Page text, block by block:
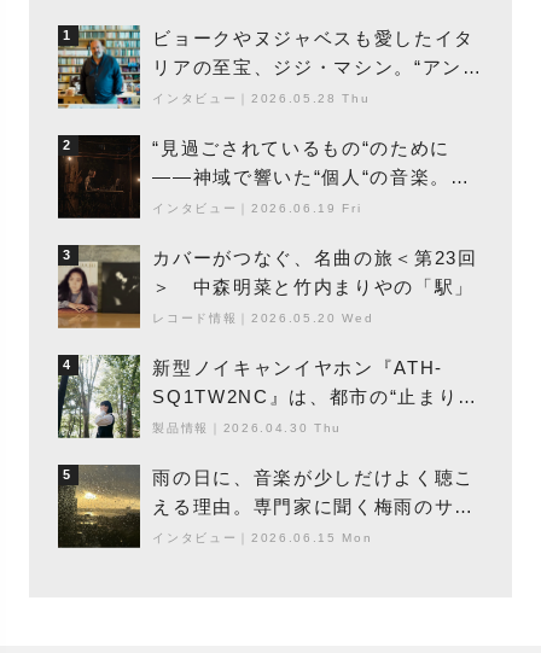
1
ビョークやヌジャベスも愛したイタ
リアの至宝、ジジ・マシン。“アンビ
エントの巨匠”が明かす創作の原点
インタビュー 2026.05.28 Thu
2
“見過ごされているもの“のために
――神域で響いた“個人“の音楽。冥
丁の『赤城 夜神楽』をレポート
インタビュー 2026.06.19 Fri
3
カバーがつなぐ、名曲の旅＜第23回
＞ 中森明菜と竹内まりやの「駅」
レコード情報 2026.05.20 Wed
4
新型ノイキャンイヤホン『ATH-
SQ1TW2NC』は、都市の“止まり
木”になり得るーシンガーソングライ
製品情報 2026.04.30 Thu
5
雨の日に、音楽が少しだけよく聴こ
える理由。専門家に聞く梅雨のサウ
ンドスケープ
インタビュー 2026.06.15 Mon